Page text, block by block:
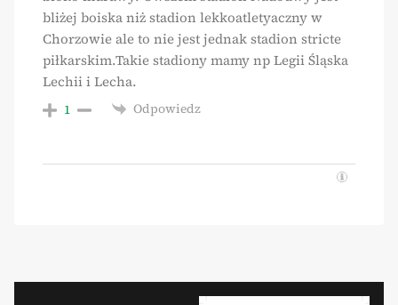
bliżej boiska niż stadion lekkoatletyaczny w
Chorzowie ale to nie jest jednak stadion stricte
piłkarskim.Takie stadiony mamy np Legii Śląska
Lechii i Lecha.
1 Odpowiedz